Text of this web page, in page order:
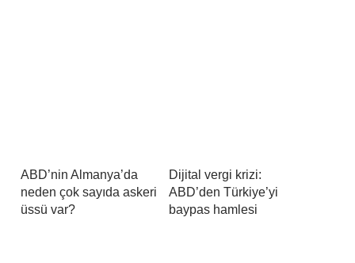
ABD’nin Almanya’da
neden çok sayıda askeri
üssü var?
Dijital vergi krizi:
ABD’den Türkiye’yi
baypas hamlesi